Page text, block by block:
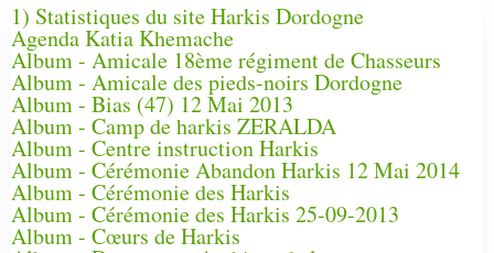
1) Statistiques du site Harkis Dordogne
Agenda Katia Khemache
Album - Amicale 18ème régiment de Chasseurs
Album - Amicale des pieds-noirs Dordogne
Album - Bias (47) 12 Mai 2013
Album - Camp de harkis ZERALDA
Album - Centre instruction Harkis
Album - Cérémonie Abandon Harkis 12 Mai 2014
Album - Cérémonie des Harkis
Album - Cérémonie des Harkis 25-09-2013
Album - Cœurs de Harkis